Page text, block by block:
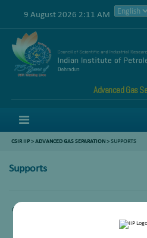
9 August 2026 2:11 AM
Advanced Gas
CSIR IIP>ADVANCED GAS SEPARATION>SUPPORTS
Supports
Content is not available…